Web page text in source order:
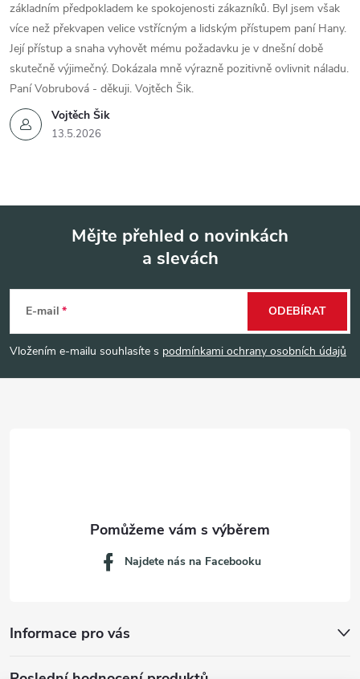
Vojtěch Šik
13.5.2026
základním předpokladem ke spokojenosti zákazníků. Byl jsem však
více než překvapen velice vstřícným a lidským přístupem paní Hany.
Její přístup a snaha vyhovět mému požadavku je v dnešní době
skutečně výjimečný. Dokázala mně výrazně pozitivně ovlivnit náladu.
Paní Vobrubová - děkuji. Vojtěch Šik.
p
Mějte přehled o novinkách
a slevách
E-mail
Vložením e-mailu souhlasíte s podmínkami ochrany osobních údajů
ODEBÍRAT
Informace pro vás
Najdete nás na Facebooku